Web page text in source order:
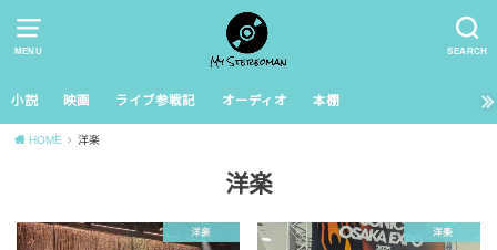
MENU SEARCH
小説 映画 ライブ参戦記 オーディオ 本棚
HOME 洋楽
洋楽
洋楽 洋楽